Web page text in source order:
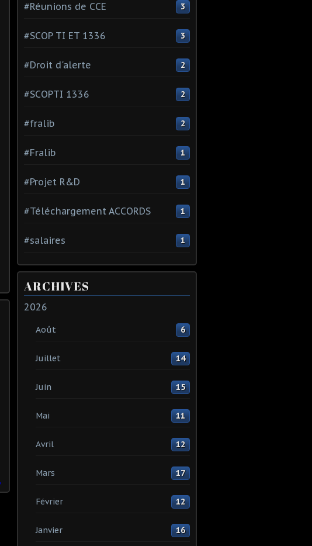
#Réunions de CCE 3
#SCOP TI ET 1336 3
#Droit d'alerte 2
#SCOPTI 1336 2
#fralib 2
#Fralib 1
#Projet R&D 1
#Téléchargement ACCORDS 1
#salaires 1
ARCHIVES
2026
Août 6
Juillet 14
Juin 15
Mai 11
Avril 12
Mars 17
Février 12
Janvier 16